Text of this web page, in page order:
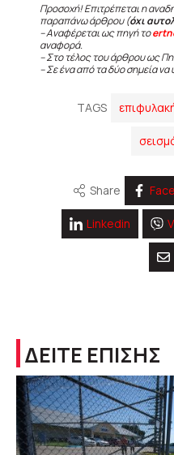
Προσοχή! Επιτρέπεται η
παραπάνω άρθρου (όχι
– Αναφέρεται ως πηγή το
αναφορά.
– Στο τέλος του άρθρου ως
– Σε ένα από τα δύο σημεία
TAGS
Share
Linkedin
ΔΕΙΤΕ ΕΠΙΣΗΣ